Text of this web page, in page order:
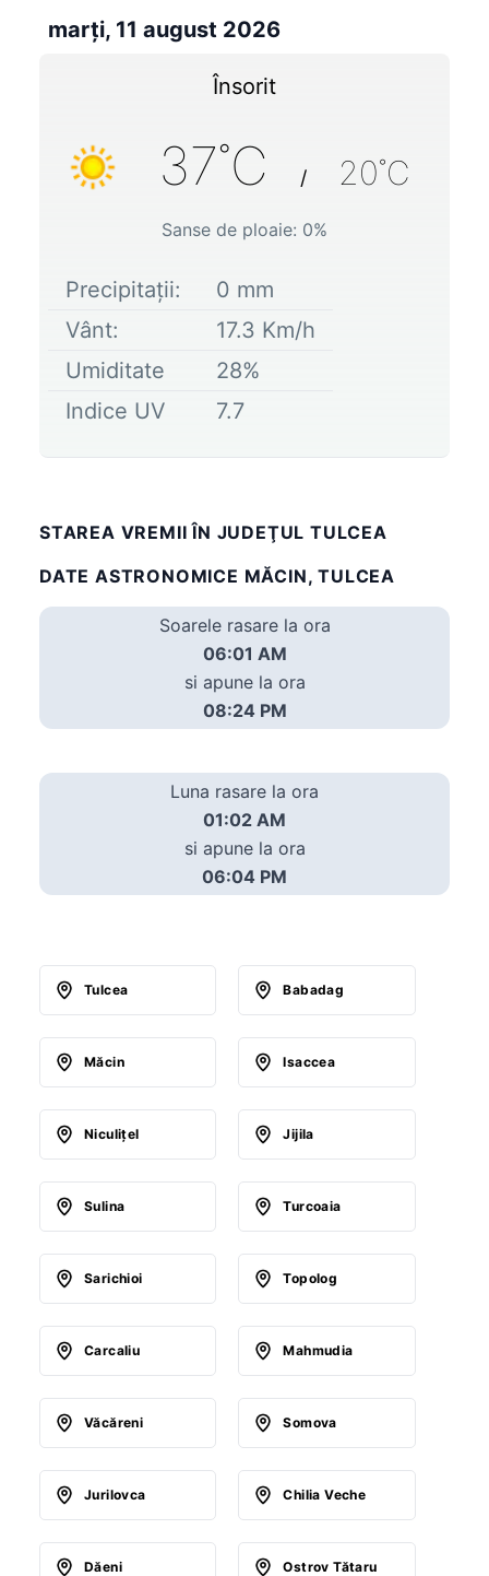
marți, 11 august 2026
Însorit
37˚C / 20˚C
Sanse de ploaie: 0%
Precipitații: 0 mm
Vânt:
17.3 Km/h
Umiditate
28%
Indice UV
7.7
STAREA VREMII ÎN JUDEŢUL TULCEA
DATE ASTRONOMICE MĂCIN, TULCEA
Soarele rasare la ora
06:01 AM
si apune la ora
08:24 PM
Luna rasare la ora
01:02 AM
si apune la ora
06:04 PM
Tulcea Babadag
Măcin Isaccea
Niculiţel Jijila
Sulina Turcoaia
Sarichioi Topolog
Carcaliu Mahmudia
Văcăreni Somova
Jurilovca Chilia Veche
Dăeni Ostrov Tătaru